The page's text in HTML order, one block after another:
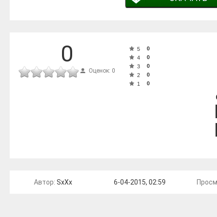
0
Оценок: 0
5
0
4
0
3
0
2
0
1
0
Автор: SxXx 6-04-2015, 02:59